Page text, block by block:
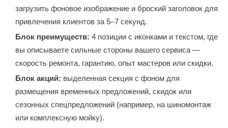
загрузить фоновое изображение и броский заголовок для
привлечения клиентов за 5–7 секунд.
Блок преимуществ: 4 позиции с иконками и текстом, где
вы описываете сильные стороны вашего сервиса —
скорость ремонта, гарантию, опыт мастеров или скидки.
Блок акций: выделенная секция с фоном для
размещения временных предложений, скидок или
сезонных спецпредложений (например, на шиномонтаж
или комплексную мойку).